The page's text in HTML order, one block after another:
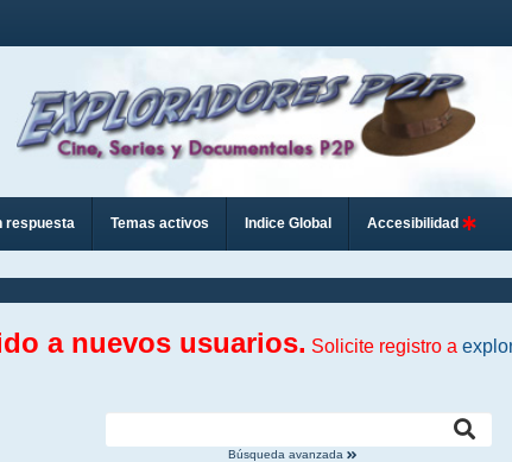
respuesta Temas activos Indice Global Accesibilidad
a nuevos usuarios. Solicite registro a
Búsqueda avanzada